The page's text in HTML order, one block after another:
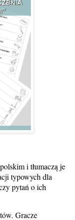
i tłumaczą je
typowych dla
pytań o ich
Gracze